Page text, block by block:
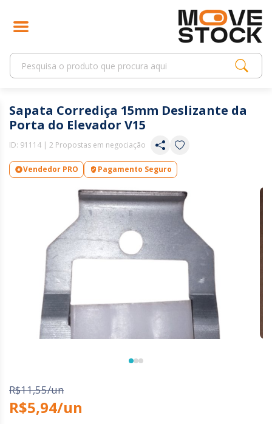
Sapata Corrediça 15mm Deslizante da
Porta do Elevador V15
ID: 91114 | 2 Propostas em negociação
Vendedor PRO Pagamento Seguro
R$11,55/un
R$5,94/un